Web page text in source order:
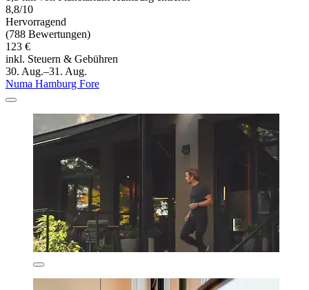
8,8/10
Hervorragend
(788 Bewertungen)
123 €
inkl. Steuern & Gebühren
30. Aug.–31. Aug.
Numa Hamburg Fore